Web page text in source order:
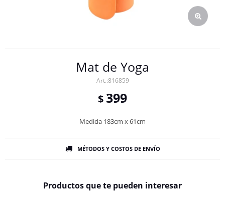
Mat de Yoga
816859
$ 399
Medida 183cm x 61cm
MÉTODOS Y COSTOS DE ENVÍO
Productos que te pueden interesar